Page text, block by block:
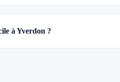
à Yverdon ?